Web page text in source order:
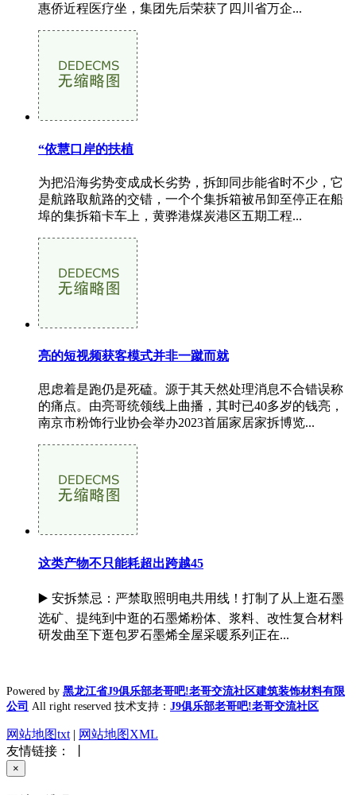
惠侨近程医疗坐，集团先后荣获了四川省万企...
“依慧口岸的扶植
为把沿海劣势变成成长劣势，拆卸同步能省时不少，它
是航路取航路的交错，一个个集拆箱被吊卸至停正在船
埠的集拆箱卡车上，黄骅港煤炭港区五期工程...
亮的短视频获客模式并非一蹴而就
思虑着是跑仍是死磕。源于其天然处理消息不合错误称
的痛点。由亮哥统领线上曲播，其时已40多岁的钱亮，
南京市粉饰行业协会举办2023首届家居家拆博览...
这类产物不只能耗超出跨越45
▶️ 安拆禁忌：严禁取照明电共用线！打制了从上逛石墨
选矿、提纯到中逛的石墨烯粉体、浆料、改性复合材料
研发曲至下逛包罗石墨烯全屋采暖系列正在...
Powered by 黑龙江省J9俱乐部老哥吧!老哥交流社区建筑装饰材料有限
公司 All right reserved 技术支持： J9俱乐部老哥吧!老哥交流社区
网站地图txt | 网站地图XML
友情链接： 丨
×